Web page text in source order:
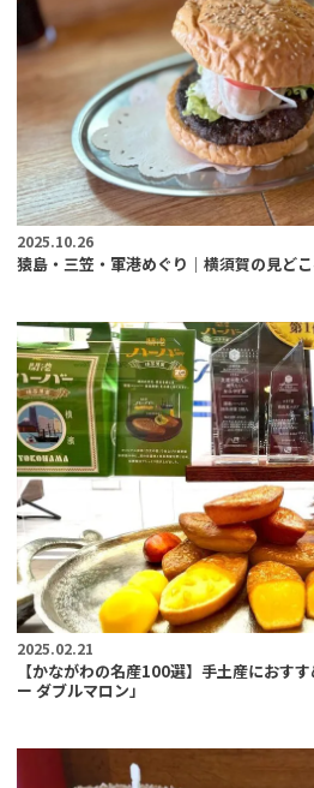
2025.10.26
猿島・三笠・軍港めぐり｜横須賀の見ど
2025.02.21
【かながわの名産100選】手土産におす
ー ダブルマロン」